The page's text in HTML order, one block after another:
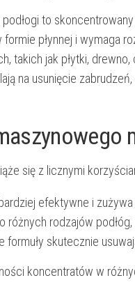
to
płynnej i wymaga
takich jak płytki,
na usunięcie
się z licznymi
efektywne i
różnych rodzajów
formuły skutecznie
koncentratów w